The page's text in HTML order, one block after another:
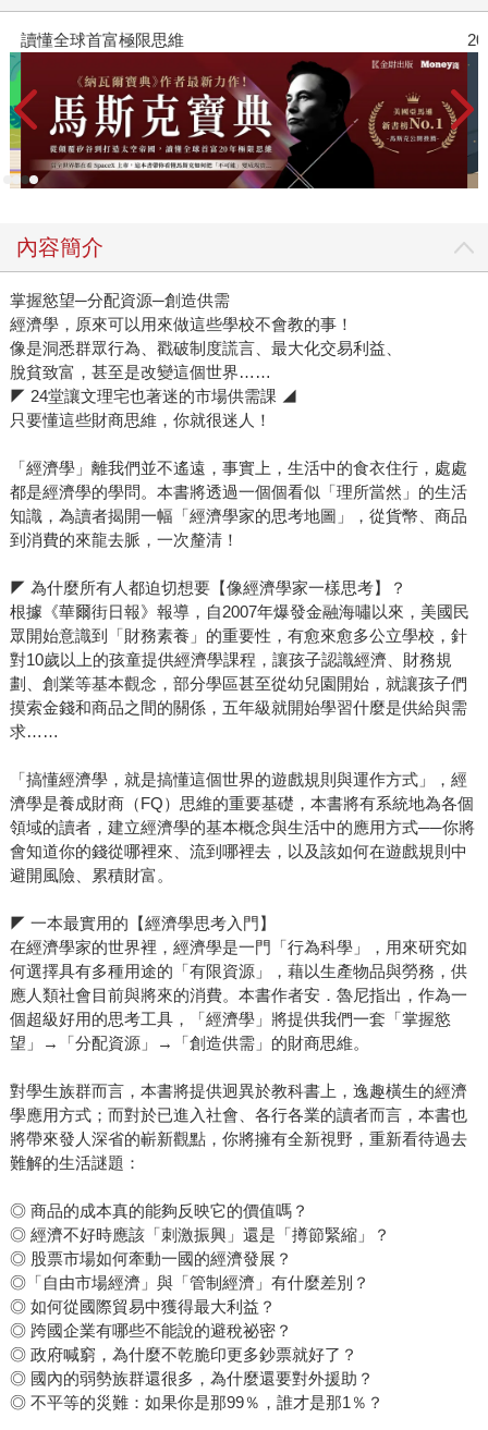
讀懂全球首富極限思維
內容簡介
掌握慾望─分配資源─創造供需
經濟學，原來可以用來做這些學校不會教的事！
像是洞悉群眾行為、戳破制度謊言、最大化交易利益、
脫貧致富，甚至是改變這個世界……
◤ 24堂讓文理宅也著迷的市場供需課 ◢
只要懂這些財商思維，你就很迷人！
「經濟學」離我們並不遙遠，事實上，生活中的食衣住行，處處
都是經濟學的學問。本書將透過一個個看似「理所當然」的生活
知識，為讀者揭開一幅「經濟學家的思考地圖」，從貨幣、商品
到消費的來龍去脈，一次釐清！
◤ 為什麼所有人都迫切想要【像經濟學家一樣思考】？
根據《華爾街日報》報導，自2007年爆發金融海嘯以來，美國民
眾開始意識到「財務素養」的重要性，有愈來愈多公立學校，針
對10歲以上的孩童提供經濟學課程，讓孩子認識經濟、財務規
劃、創業等基本觀念，部分學區甚至從幼兒園開始，就讓孩子們
摸索金錢和商品之間的關係，五年級就開始學習什麼是供給與需
求……
「搞懂經濟學，就是搞懂這個世界的遊戲規則與運作方式」，經
濟學是養成財商（FQ）思維的重要基礎，本書將有系統地為各個
領域的讀者，建立經濟學的基本概念與生活中的應用方式──你將
會知道你的錢從哪裡來、流到哪裡去，以及該如何在遊戲規則中
避開風險、累積財富。
◤ 一本最實用的【經濟學思考入門】
在經濟學家的世界裡，經濟學是一門「行為科學」，用來研究如
何選擇具有多種用途的「有限資源」，藉以生產物品與勞務，供
應人類社會目前與將來的消費。本書作者安．魯尼指出，作為一
個超級好用的思考工具，「經濟學」將提供我們一套「掌握慾
望」→「分配資源」→「創造供需」的財商思維。
對學生族群而言，本書將提供迥異於教科書上，逸趣橫生的經濟
學應用方式；而對於已進入社會、各行各業的讀者而言，本書也
將帶來發人深省的嶄新觀點，你將擁有全新視野，重新看待過去
難解的生活謎題：
◎ 商品的成本真的能夠反映它的價值嗎？
◎ 經濟不好時應該「刺激振興」還是「撙節緊縮」？
◎ 股票市場如何牽動一國的經濟發展？
◎「自由市場經濟」與「管制經濟」有什麼差別？
◎ 如何從國際貿易中獲得最大利益？
◎ 跨國企業有哪些不能說的避稅祕密？
◎ 政府喊窮，為什麼不乾脆印更多鈔票就好了？
◎ 國內的弱勢族群還很多，為什麼還要對外援助？
◎ 不平等的災難：如果你是那99％，誰才是那1％？